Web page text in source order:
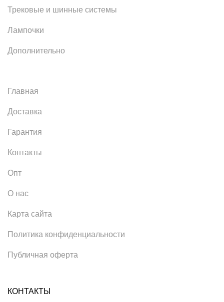
Трековые и шинные системы
Лампочки
Дополнительно
Главная
Доставка
Гарантия
Контакты
Опт
О нас
Карта сайта
Политика конфиденциальности
Публичная оферта
КОНТАКТЫ